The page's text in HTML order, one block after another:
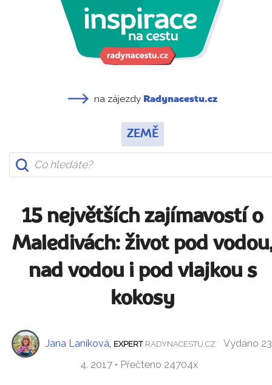
na zájezdy Radynacestu.cz
ZEMĚ
15 největších zajímavostí o
Maledivách: život pod
nad vodou i pod vlajkou s
kokosy
Jana Laníková EXPERT RADYNACESTU.CZ
Vydáno
4. 2017 • Přečteno 24704x